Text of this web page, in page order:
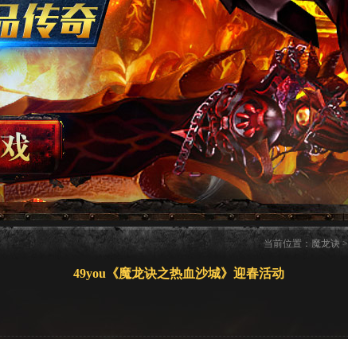
当前位置： 魔龙诀>
49you《魔龙诀之热血沙城》迎春活动